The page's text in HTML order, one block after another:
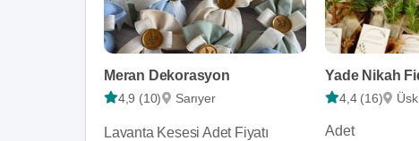
Meran Dekorasyon
4,9 (10) Sarıyer
Lavanta Kesesi Adet Fiyatı
Yade Nikah
4,4 (16)
Adet